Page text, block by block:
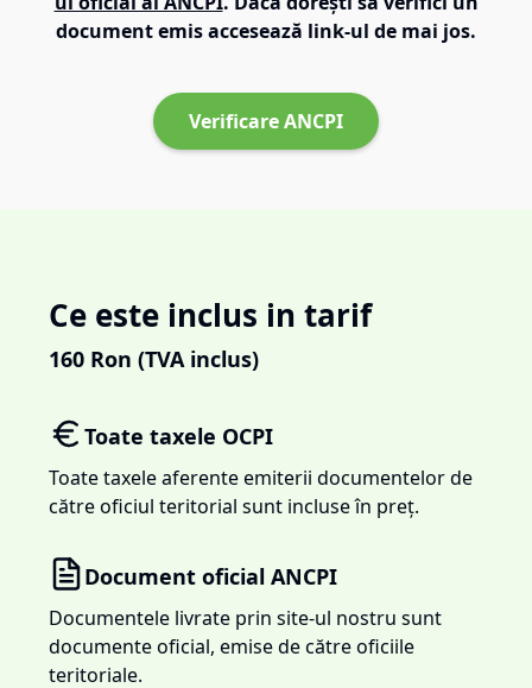
document emis accesează link-ul de mai jos.
Verificare ANCPI
Ce este inclus in tarif
160 Ron (TVA inclus)
Toate taxele OCPI
Toate taxele aferente emiterii documentelor de
către oficiul teritorial sunt incluse în preț.
Document oficial ANCPI
Documentele livrate prin site-ul nostru sunt
documente oficial, emise de către oficiile
teritoriale.